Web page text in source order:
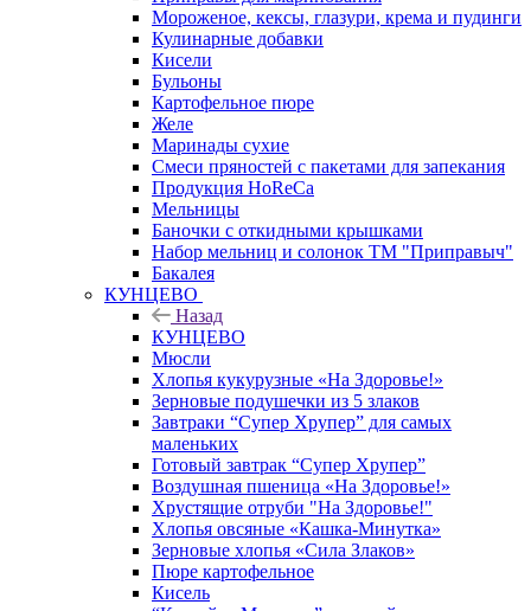
Мороженое, кексы, глазури, крема и пудинги
Кулинарные добавки
Кисели
Бульоны
Картофельное пюре
Желе
Маринады сухие
Смеси пряностей с пакетами для запекания
Продукция HoReCa
Мельницы
Баночки с откидными крышками
Набор мельниц и солонок ТМ "Приправыч"
Бакалея
КУНЦЕВО
Назад
КУНЦЕВО
Мюсли
Хлопья кукурузные «На Здоровье!»
Зерновые подушечки из 5 злаков
Завтраки “Супер Хрупер” для самых
маленьких
Готовый завтрак “Супер Хрупер”
Воздушная пшеница «На Здоровье!»
Хрустящие отруби "На Здоровье!"
Хлопья овсяные «Кашка-Минутка»
Зерновые хлопья «Сила Злаков»
Пюре картофельное
Кисель